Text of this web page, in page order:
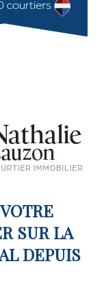
SUR LA
DEPUIS